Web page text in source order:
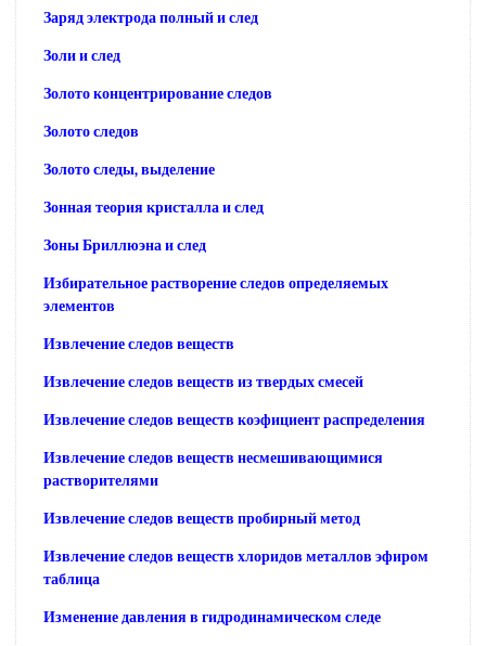
Заряд электрода полный и след
Золи и след
Золото концентрирование следов
Золото следов
Золото следы, выделение
Зонная теория кристалла и след
Зоны Бриллюэна и след
Избирательное растворение следов определяемых
элементов
Извлечение следов веществ
Извлечение следов веществ из твердых смесей
Извлечение следов веществ коэфициент распределения
Извлечение следов веществ несмешивающимися
растворителями
Извлечение следов веществ пробирный метод
Извлечение следов веществ хлоридов металлов эфиром
таблица
Изменение давления в гидродинамическом следе